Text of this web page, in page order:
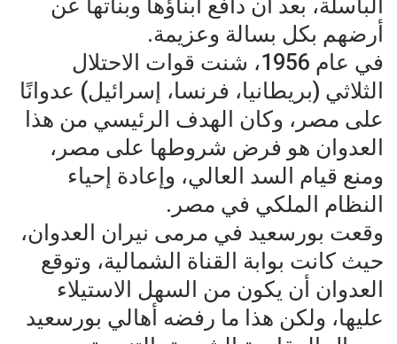
الباسلة، بعد أن دافع أبناؤها وبناتها عن
أرضهم بكل بسالة وعزيمة.
في عام 1956، شنت قوات الاحتلال
الثلاثي (بريطانيا، فرنسا، إسرائيل) عدوانًا
على مصر، وكان الهدف الرئيسي من هذا
العدوان هو فرض شروطها على مصر،
ومنع قيام السد العالي، وإعادة إحياء
النظام الملكي في مصر.
وقعت بورسعيد في مرمى نيران العدوان،
حيث كانت بوابة القناة الشمالية، وتوقع
العدوان أن يكون من السهل الاستيلاء
عليها، ولكن هذا ما رفضه أهالي بورسعيد